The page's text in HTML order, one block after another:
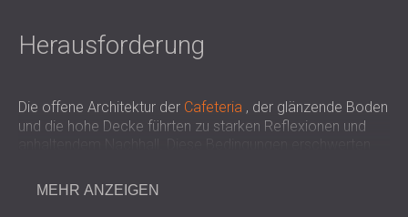
AKUSTIKLÖSUNGEN FÜR
RECHENZENTREN
Herausforderung
Die offene Architektur der Cafeteria , der glänzende Boden
und die hohe Decke führten zu starken Reflexionen und
Versammlungen.
MEHR ANZEIGEN